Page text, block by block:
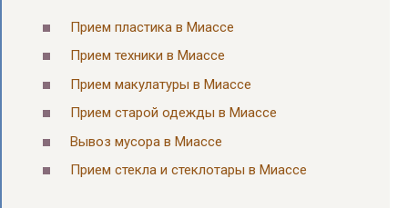
Прием пластика в Миассе
Прием техники в Миассе
Прием макулатуры в Миассе
Прием старой одежды в Миассе
Вывоз мусора в Миассе
Прием стекла и стеклотары в Миассе